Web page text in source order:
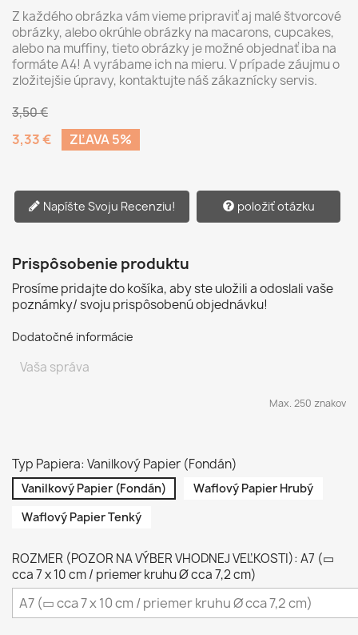
Z každého obrázka vám vieme pripraviť aj malé štvorcové
obrázky, alebo okrúhle obrázky na macarons, cupcakes,
alebo na muffiny, tieto obrázky je možné objednať iba na
formáte A4! A vyrábame ich na mieru. V prípade záujmu o
zložitejšie úpravy, kontaktujte náš zákaznícky servis.
3,50 €
3,33 € ZĽAVA 5%
Napíšte Svoju Recenziu! položiť otázku
Prispôsobenie produktu
Prosíme pridajte do košíka, aby ste uložili a odoslali vaše
poznámky/ svoju prispôsobenú objednávku!
Dodatočné informácie
Max. 250 znakov
Typ Papiera: Vanilkový Papier (Fondán)
Vanilkový Papier (Fondán)
Waflový Papier Hrubý
Waflový Papier Tenký
ROZMER (POZOR NA VÝBER VHODNEJ VEĽKOSTI): A7 (▭
cca 7 x 10 cm / priemer kruhu Ø cca 7,2 cm)